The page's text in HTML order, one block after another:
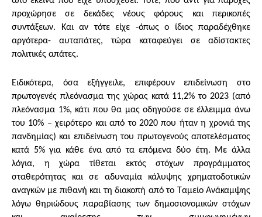
προχώρησε σε δεκάδες νέους φόρους και περικοπές
συντάξεων. Και αν τότε είχε -όπως ο ίδιος παραδέχθηκε
αργότερα- αυταπάτες, τώρα καταφεύγει σε αδίστακτες
πολιτικές απάτες.
Ειδικότερα, όσα εξήγγειλε, επιφέρουν επιδείνωση στο
πρωτογενές πλεόνασμα της χώρας κατά 11,2% το 2023 (από
πλεόνασμα 1%, κάτι που θα μας οδηγούσε σε έλλειμμα άνω
του 10% – χειρότερο και από το 2020 που ήταν η χρονιά της
πανδημίας) και επιδείνωση του πρωτογενούς αποτελέσματος
κατά 5% για κάθε ένα από τα επόμενα δύο έτη. Με άλλα
λόγια, η χώρα τίθεται εκτός στόχων προγράμματος
σταθερότητας και σε αδυναμία κάλυψης χρηματοδοτικών
αναγκών με πιθανή και τη διακοπή από το Ταμείο Ανάκαμψης
λόγω θηριώδους παραβίασης των δημοσιονομικών στόχων